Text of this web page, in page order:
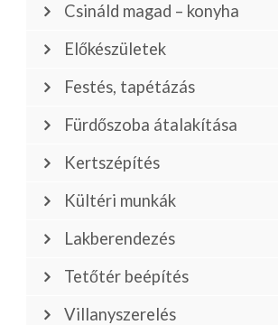
Csináld magad – konyha
Előkészületek
Festés, tapétázás
Fürdőszoba átalakítása
Kertszépítés
Kültéri munkák
Lakberendezés
Tetőtér beépítés
Villanyszerelés